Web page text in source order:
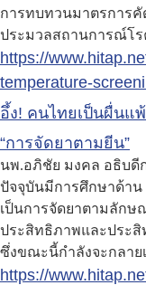
การทบทวนมาตรการ
ประมวลสถานการณ์โร
https://
temperature-
อึ้ง! คนไทยเป็นผื่นแ
“การจัดยาตามยีน”
นพ.อภิชัย มงคล อธิบดี
ปัจจุบันมีการศึกษาด้าน
เป็นการจัดยาตามลักษ
ประสิทธิภาพและประสิ
ซึ่งขณะนี้กำลังจะกลาย
https://